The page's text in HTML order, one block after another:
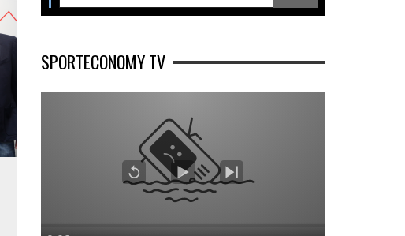
SPORTECONOMY TV